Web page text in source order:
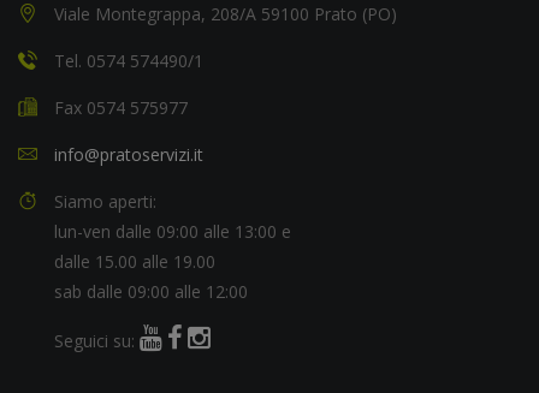
Viale Montegrappa, 208/A 59100 Prato (PO)
Tel. 0574 574490/1
Fax 0574 575977
info@pratoservizi.it
Siamo aperti:
lun-ven dalle 09:00 alle 13:00 e
dalle 15.00 alle 19.00
sab dalle 09:00 alle 12:00
Seguici su: